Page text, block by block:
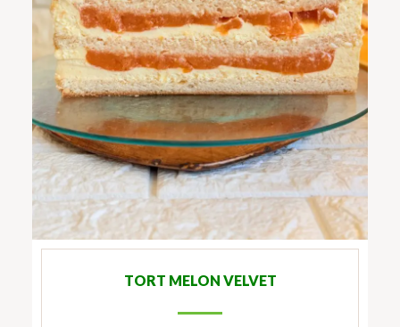
TORT MELON VELVET